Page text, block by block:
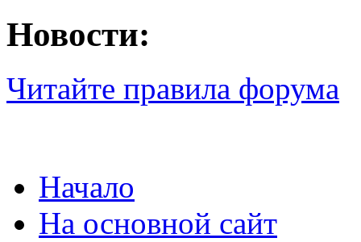
Новости:
Читайте правила форума
Начало
На основной сайт